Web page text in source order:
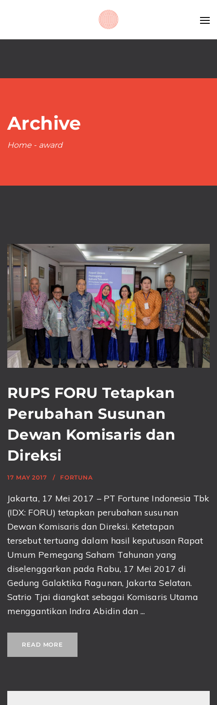
Archive
Home - award
RUPS FORU Tetapkan
Perubahan Susunan
Dewan Komisaris dan
Direksi
17 MAY 2017 FORTUNA
Jakarta, 17 Mei 2017 – PT Fortune Indonesia Tbk
(IDX: FORU) tetapkan perubahan susunan
Dewan Komisaris dan Direksi. Ketetapan
tersebut tertuang dalam hasil keputusan Rapat
Umum Pemegang Saham Tahunan yang
diselenggarkan pada Rabu, 17 Mei 2017 di
Gedung Galaktika Ragunan, Jakarta Selatan.
Satrio Tjai diangkat sebagai Komisaris Utama
menggantikan Indra Abidin dan ...
READ MORE